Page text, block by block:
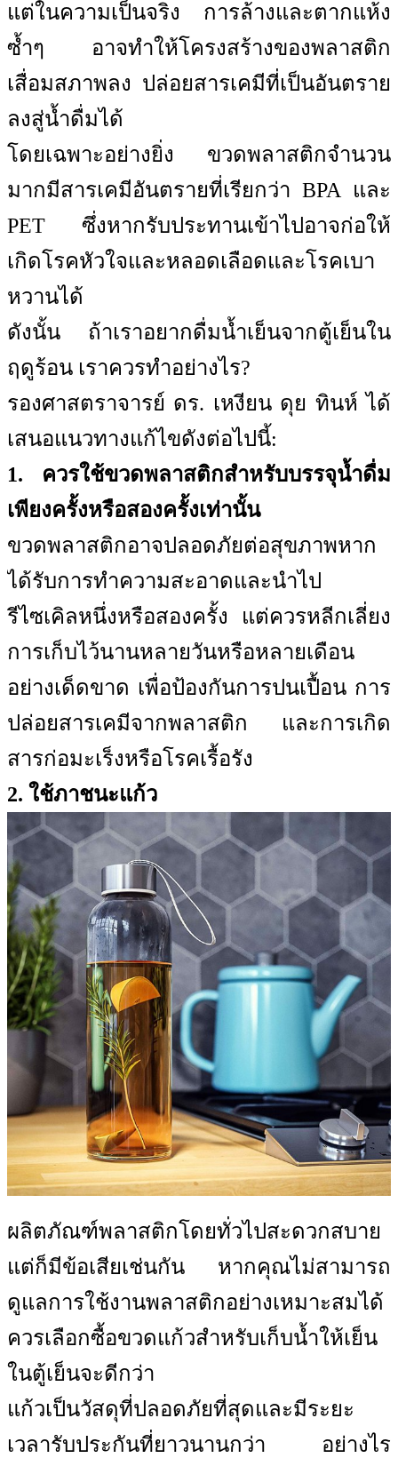
แต่ในความเป็นจริง การล้างและตากแห้ง
ซ้ำๆ อาจทำให้โครงสร้างของพลาสติก
เสื่อมสภาพลง ปล่อยสารเคมีที่เป็นอันตราย
ลงสู่น้ำดื่มได้
โดยเฉพาะอย่างยิ่ง ขวดพลาสติกจำนวน
มากมีสารเคมีอันตรายที่เรียกว่า BPA และ
PET ซึ่งหากรับประทานเข้าไปอาจก่อให้
เกิดโรคหัวใจและหลอดเลือดและโรคเบา
หวานได้
ดังนั้น ถ้าเราอยากดื่มน้ำเย็นจากตู้เย็นใน
ฤดูร้อน เราควรทำอย่างไร?
รองศาสตราจารย์ ดร. เหงียน ดุย ทินห์ ได้
เสนอแนวทางแก้ไขดังต่อไปนี้:
1. ควรใช้ขวดพลาสติกสำหรับบรรจุน้ำดื่ม
เพียงครั้งหรือสองครั้งเท่านั้น
ขวดพลาสติกอาจปลอดภัยต่อสุขภาพหาก
ได้รับการทำความสะอาดและนำไป
รีไซเคิลหนึ่งหรือสองครั้ง แต่ควรหลีกเลี่ยง
การเก็บไว้นานหลายวันหรือหลายเดือน
อย่างเด็ดขาด เพื่อป้องกันการปนเปื้อน การ
ปล่อยสารเคมีจากพลาสติก และการเกิด
สารก่อมะเร็งหรือโรคเรื้อรัง
2. ใช้ภาชนะแก้ว
ผลิตภัณฑ์พลาสติกโดยทั่วไปสะดวกสบาย
แต่ก็มีข้อเสียเช่นกัน หากคุณไม่สามารถ
ดูแลการใช้งานพลาสติกอย่างเหมาะสมได้
ควรเลือกซื้อขวดแก้วสำหรับเก็บน้ำให้เย็น
ในตู้เย็นจะดีกว่า
แก้วเป็นวัสดุที่ปลอดภัยที่สุดและมีระยะ
เวลารับประกันที่ยาวนานกว่า อย่างไร